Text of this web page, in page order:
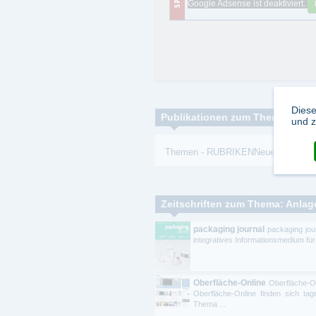
Google Adsense ist deaktiviert.
Publikationen zum Thema:
Themen - RUBRIKENNeue
Zeitschriften zum Thema:
packaging journal
packaging
integratives Informationsmedium
Oberfläche-Online Oberfläche-
Oberfläche-Online finden sich
Thema ...
und